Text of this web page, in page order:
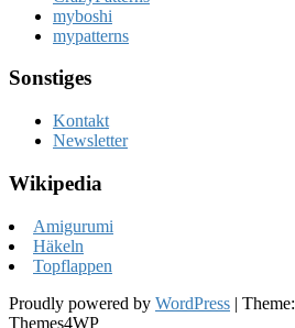
myboshi
mypatterns
Sonstiges
Kontakt
Newsletter
Wikipedia
Amigurumi
Häkeln
Topflappen
Proudly powered by WordPress | Theme:
Themes4WP